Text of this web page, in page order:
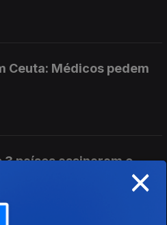
Ceuta: Médicos pedem
3 países assinaram o×